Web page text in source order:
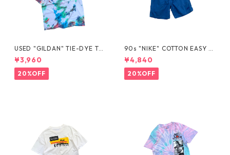
USED "GILDAN" TIE-DYE TE
E
¥3,960
20%OFF
90s "NIKE" COTTON EASY S
HORTS
¥4,840
20%OFF